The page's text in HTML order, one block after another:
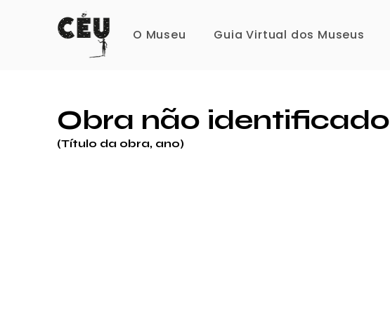
O Museu Guia Virtual dos Museus
Obra não identificado
(Título da obra, ano)